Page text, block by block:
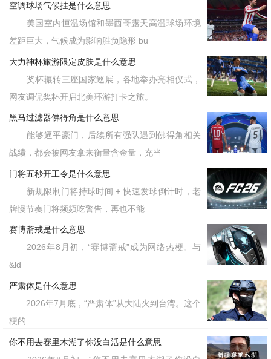
空调球场气候挂是什么意思
美国室内恒温场馆和墨西哥露天高温球场环境
差距巨大，气候成为影响胜负隐形 bu
大力神杯旅游限定皮肤是什么意思
奖杯辗转三座国家巡展，各地举办亮相仪式，
网友调侃奖杯开启北美环游打卡之旅。
黑马过滤器佛得角是什么意思
能够逼平豪门，后续所有强队遇到佛得角相关
战绩，都会被网友拿来衡量含金量，充当
门将五秒开工令是什么意思
新规限制门将持球时间 + 快速发球倒计时，老
牌慢节奏门将频频吃警告，再也不能
赛博斋戒是什么意思
2026年8月初，“赛博斋戒”成为网络热梗。与
&ld
严肃体是什么意思
2026年7月底，“严肃体”从大陆火到台湾。这个
梗的
你不用去赛里木湖了你没白活是什么意思